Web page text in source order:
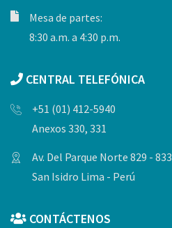
Mesa de partes:
8:30 a.m. a 4:30 p.m.
CENTRAL TELEFÓNICA
+51 (01) 412-5940
Anexos 330, 331
Av. Del Parque Norte 829 - 833
San Isidro Lima - Perú
CONTÁCTENOS